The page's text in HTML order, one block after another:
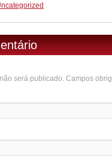
será publicado. Campos